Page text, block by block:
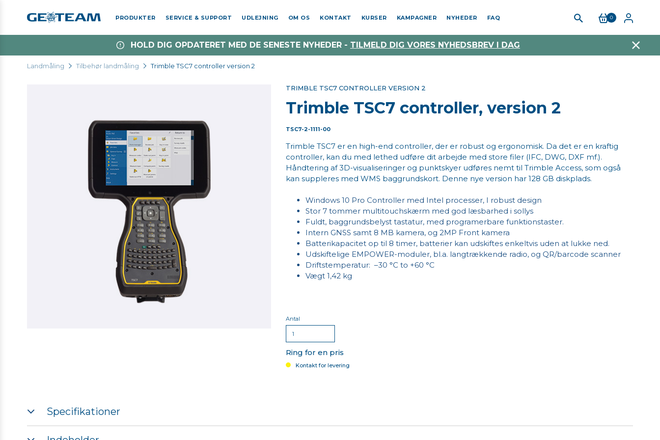
PRODUKTER SERVICE & SUPPORT UDLEJNING OM OS KONTAKT KURSER KAMPAGNER NYHEDER FAQ 0
HOLD DIG OPDATERET MED DE SENESTE NYHEDER - TILMELD DIG VORES NYHEDSBREV I DAG
Landmåling Tilbehør landmåling Trimble TSC7 controller version 2
TRIMBLE TSC7 CONTROLLER VERSION 2
Trimble TSC7 controller, version 2
TSC7-2-1111-00
Trimble TSC7 er en high-end controller, der er robust og ergonomisk. Da det er en kraftig
controller, kan du med lethed udføre dit arbejde med store filer (IFC, DWG, DXF mf.).
Håndtering af 3D-visualiseringer og punktskyer udføres nemt til Trimble Access, som også
kan suppleres med WMS baggrundskort. Denne nye version har 128 GB diskplads.
Windows 10 Pro Controller med Intel processer, I robust design
Stor 7 tommer multitouchskærm med god læsbarhed i sollys
Fuldt, baggrundsbelyst tastatur, med programerbare funktionstaster.
Intern GNSS samt 8 MB kamera, og 2MP Front kamera
Batterikapacitet op til 8 timer, batterier kan udskiftes enkeltvis uden at lukke ned.
Udskiftelige EMPOWER-moduler, bl.a. langtrækkende radio, og QR/barcode scanner
Driftstemperatur: –30 °C to +60 °C
Vægt 1,42 kg
Antal
Ring for en pris
Kontakt for levering
Specifikationer